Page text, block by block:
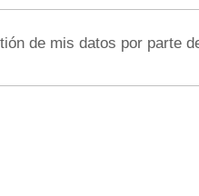
de mis datos por parte